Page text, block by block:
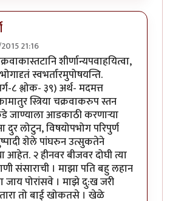
21:16
शीर्णान्यपवाहयित्वा,
स्वभर्तारमुपोषयन्ति.
८ श्लोक- ३९) अर्थ- मदमत्त
स्त्रिया चक्रवाकरुप स्तन
जाण्याला आडकाठी करणा‍र्‍या
दुर लोटुन, विषयोपभोग परिपुर्ण
शेले पांघरुन उत्सुकतेने
आहेत. २ हीनवर बीजवर दोघी त्या
संसाराची । माझा पति बहु लहान
पोरांसवे । माझे दु:ख जरी
तो बाई खोकतसे । खेळे